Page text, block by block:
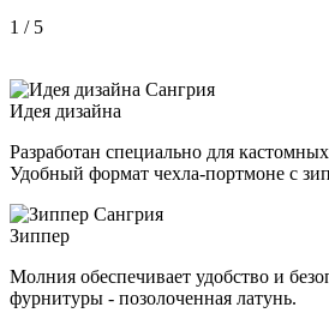
1 / 5
Идея дизайна
Разработан специально для
Удобный формат чехла-портмоне с
Зиппер
Молния обеспечивает удобство и
фурнитуры - позолоченная латунь.